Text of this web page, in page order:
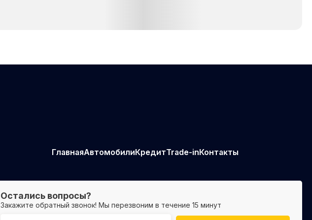
ГлавнаяАвтомобилиКредитTrade-inКонтакты
Остались вопросы?
Закажите обратный звонок! Мы перезвоним в течение 15 минут